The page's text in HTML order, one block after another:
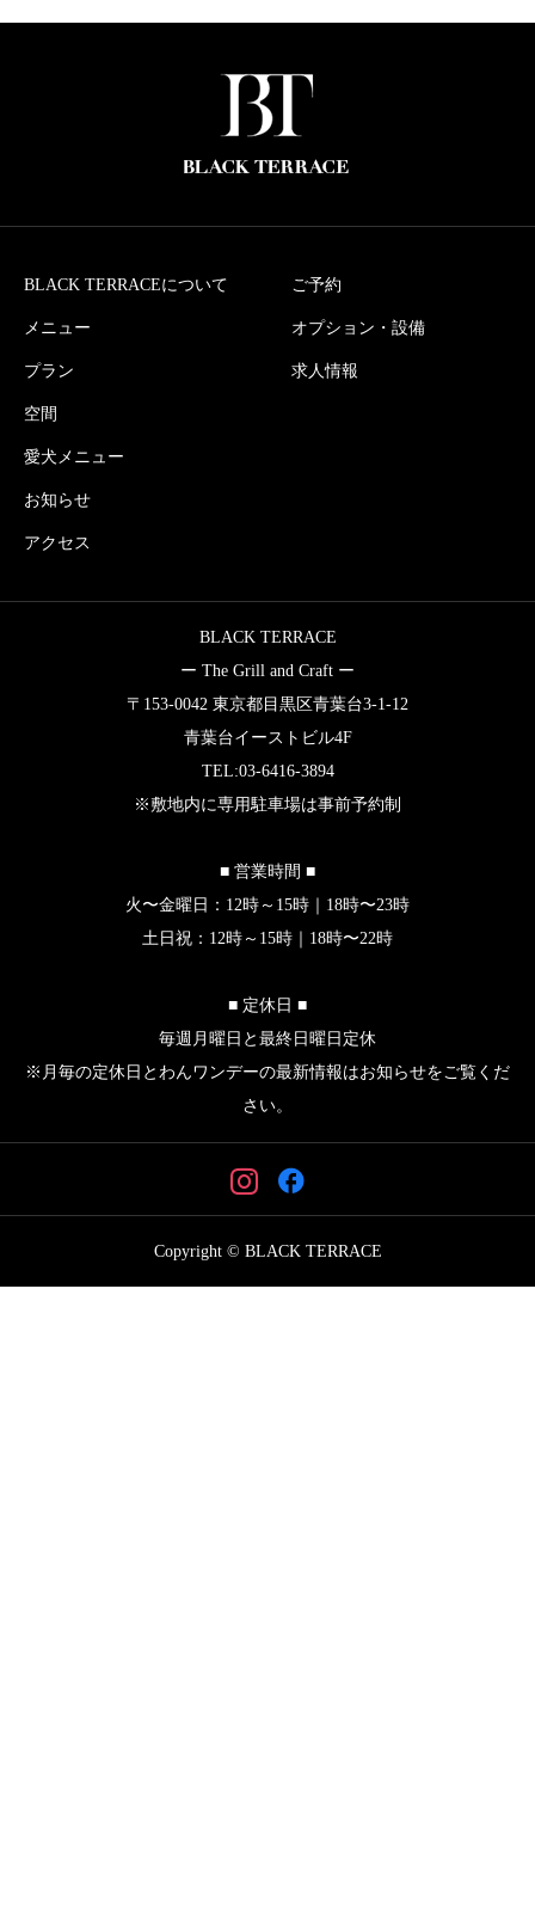
BLACK TERRACEについて
メニュー
プラン
空間
愛犬メニュー
お知らせ
アクセス
ご予約
オプション・設備
求人情報
BLACK TERRACE
ー The Grill and Craft ー
〒153-0042 東京都目黒区青葉台3-1-12
青葉台イーストビル4F
TEL:03-6416-3894
※敷地内に専用駐車場は事前予約制
■ 営業時間 ■
火〜金曜日：12時～15時｜18時〜23時
土日祝：12時～15時｜18時〜22時
■ 定休日 ■
毎週月曜日と最終日曜日定休
※月毎の定休日とわんワンデーの最新情報はお知らせをご覧くだ
さい。
Copyright © BLACK TERRACE